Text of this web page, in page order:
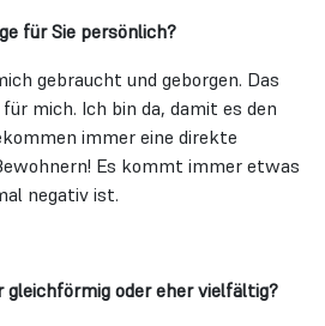
für Sie persönlich?
gebraucht und geborgen. Das
mich. Ich bin da, damit es den
immer eine direkte
Es kommt immer etwas
negativ ist.
gleichförmig oder eher vielfältig?